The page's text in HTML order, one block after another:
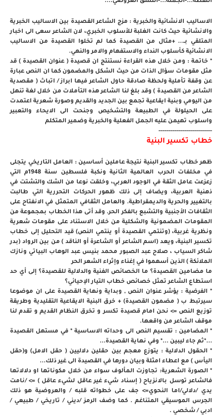
الاساليب الانشائية والخبرية : مزج الشاعر القصيدة بين الاساليب الخبرية
والانشائية حيث كانت الغلبة للأسلوب الخبري، لان الشاعر سعى الى اخبار
المتلقي بـ... +مثال من القصيدة كما لم تخلوا القصيدة من الاساليب
الانشائية كأسلوب النداء والاستفهام والامر والنهي.
* خاتمة : ومن خلال هذه القراءة نستنتج ان قصيدة ( عنوان القصيدة ) قد
مثل مقومات سؤال الذات من حيث الشكل والمضمون كما ان النص عبارة
عن وقفة تأملية ولحظة صادقة حاول الشاعر فيها ابراز / اتباث ( مقصدية
الشاعر من القصيدة ) وقد بلغ لنا الشاعر هذه التأملات من خلال لغة تنهل
من اليومي وبنية ايقاعية تجمع بين الجديد والقديم وصورة شعرية اعتمدت
على الحيلولة في الطبيعة والتشخيص وجنحت الى الايحاء والتعبير
واسلوب تهيمن عليه الجمل الفعلية والخبرية وضمير المتكلم
---------------------------
خطاب تكسير البنية
ظهر خطاب تكسير البنية نتيجة عاملين أساسين : العامل التاريخي يتجلى
في مخلفات الحرب العالمية الثانية ونكبة فلسطين سنة 1948م التي
زعزعت عامل الثقة في الوجود العربي، وخلقت نوعا من الشك والتشتت في
ذهنية العربية، ويضاف إلى ذلك ظهور الحركات التحررية التي طالبت
بالتغيير والحرية والديمقراطية. والعامل الثقافي المتمثل في الانفتاح على
الثقافات الأجنبية والتشبع بالفكر الحر. وقد أتى هذا الخطاب بمجموعة من
المقومات المضمونية والشكلية من خلال الاستناد على مقومات شعرية
ونظرية غربية، (وتنتمي القصيدة أو ينتمي النص) قيد التحليل إلى خطاب
تكسير البنية، ويعد (اسم الشاعر أو الشاعرة أو الناقد ) من بين الرواد (بدر
شاكر السياب ، صلاح عبد الصبور محمد بنيس عبد الوهاب البياتي ونازك
الملائكة ) الذين أسهموا في إغناء وإثراء الشعر الحر
ما مضامين القصيدة؟ ما الخصائص الفنية والدلالية للقصيدة؟ إلى أي حد
استطاع الشاعر تمثل خصائص خطاب التيار الإحيائي؟
* الفرضية : يؤشر عنوان النص , وبداية ونهاية القصيدة على ان موضوعا
سيرتبط ب ( مضمون القصيدة) + خرق البنية الايقاعية التقليدية وطريقة
توزيع النص => نحن امام قصيدة تكسر و تخرق النظام القديم و تقدم لنا
موقف الشاعر من واقعها.
* المضامين : تقسيم النص الى وحداته الاساسية * في مستهل القصيدة
...*ثم جاء ليبين ...* وفي نهاية القصيدة...
* الحقول الدلالية : يتوزع معجم بين حقلين دلاليين ( حقل الامل) و(حقل
اليأس ) مع اعطاء امثلة وبيان دورها في القصيدة الى غير ذلك...
* الصورة الشعرية: تجاوزت المألوف سواء من خلال مكوناتها او دلالاتها
فالشاعر توسل بالانزياح ( إسناد شيء غير عاقل لشيء عاقل ) => /نامت
يدي /دلالي/اما النحوي=> جف على خطواته قلبه / والعروضية هو ذلك
الجرس الموسيقي المتناغم . كما وضف الرمز /ديني / تاريخي / طبيعي /
ادبي / شخصي .